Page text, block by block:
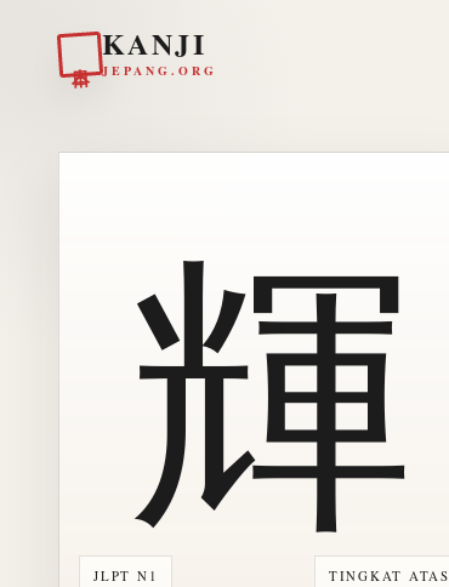
KANJI
JEPANG.ORG
JLPT N1 TINGKAT ATAS
輝